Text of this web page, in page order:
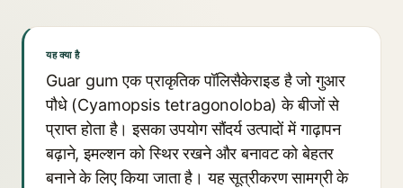
यह क्या है
Guar gum एक प्राकृतिक पॉलिसैकेराइड है जो गुआर
पौधे (Cyamopsis tetragonoloba) के बीजों से
प्राप्त होता है। इसका उपयोग सौंदर्य उत्पादों में गाढ़ापन
बढ़ाने, इमल्शन को स्थिर रखने और बनावट को बेहतर
बनाने के लिए किया जाता है। यह सूत्रीकरण सामग्री के